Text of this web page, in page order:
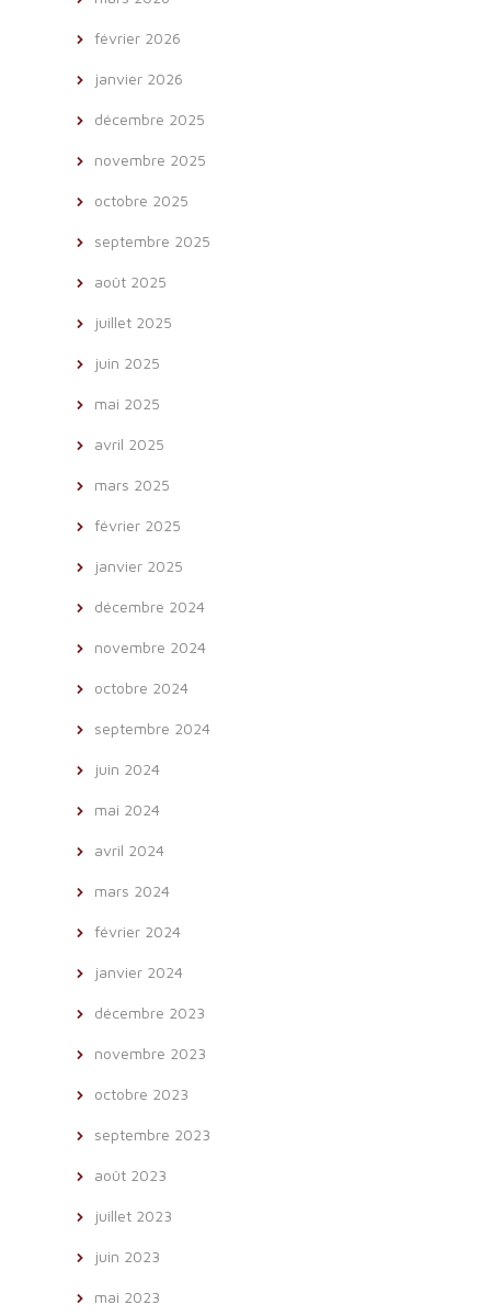
février 2026
janvier 2026
décembre 2025
novembre 2025
octobre 2025
septembre 2025
août 2025
juillet 2025
juin 2025
mai 2025
avril 2025
mars 2025
février 2025
janvier 2025
décembre 2024
novembre 2024
octobre 2024
septembre 2024
juin 2024
mai 2024
avril 2024
mars 2024
février 2024
janvier 2024
décembre 2023
novembre 2023
octobre 2023
septembre 2023
août 2023
juillet 2023
juin 2023
mai 2023